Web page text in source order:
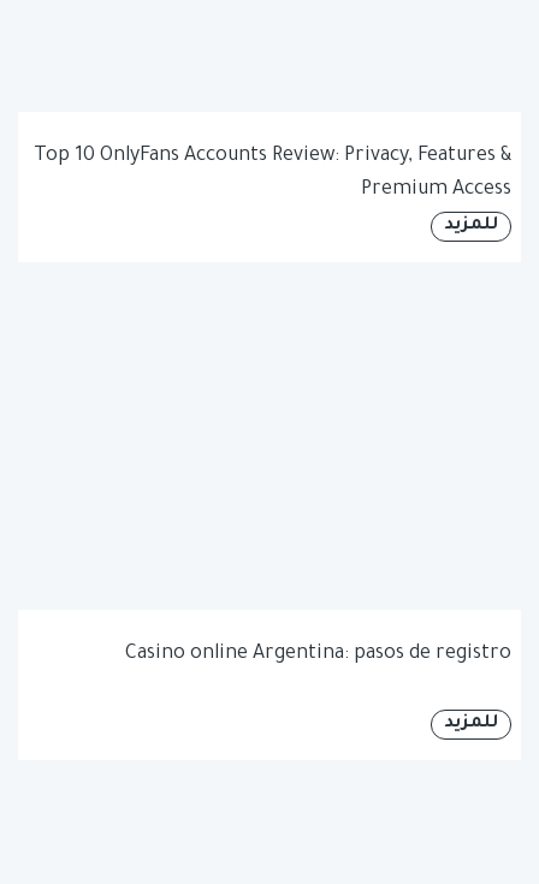
Top 10 OnlyFans Accounts Review: Privacy, Features &
Premium Access
للمزيد
Casino online Argentina: pasos de registro
للمزيد